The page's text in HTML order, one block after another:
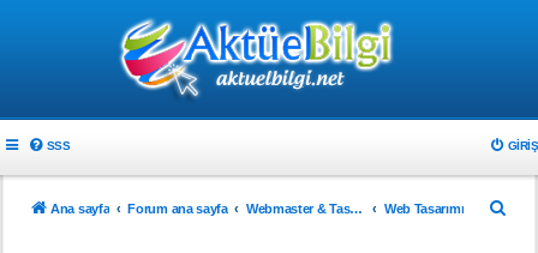
SSS GIRIŞ
Ana sayfa Forum ana sayfa Webmaster & Tasarım Web Tasarımı